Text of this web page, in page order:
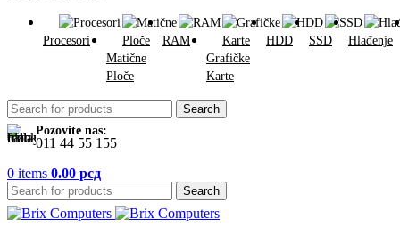
Procesori
Matične
Ploče
RAM
Grafičke
Karte
HDD SSD Hlađenje
Search
Pozovite nas:
011 44 55 155
0 items 0.00 рсд
Search